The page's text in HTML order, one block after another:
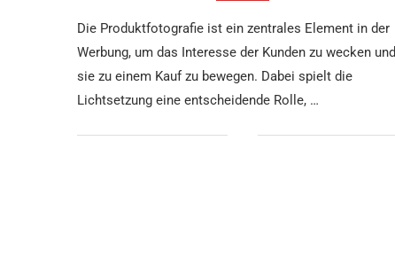
Die Produktfotografie ist ein zentrales Element in der
Werbung, um das Interesse der Kunden zu wecken und
sie zu einem Kauf zu bewegen. Dabei spielt die
Lichtsetzung eine entscheidende Rolle, …